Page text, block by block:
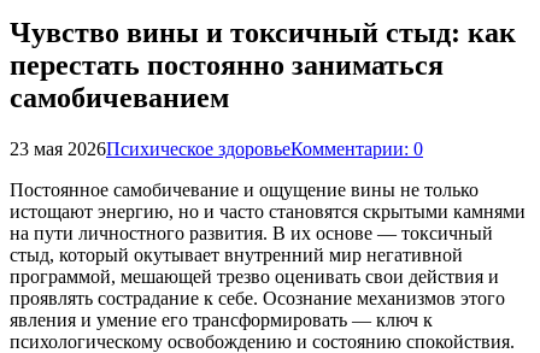
Чувство вины и токсичный стыд: как
перестать постоянно заниматься
самобичеванием
23 мая 2026Психическое здоровьеКомментарии: 0
Постоянное самобичевание и ощущение вины не только
истощают энергию, но и часто становятся скрытыми камнями
на пути личностного развития. В их основе — токсичный
стыд, который окутывает внутренний мир негативной
программой, мешающей трезво оценивать свои действия и
проявлять сострадание к себе. Осознание механизмов этого
явления и умение его трансформировать — ключ к
психологическому освобождению и состоянию спокойствия.